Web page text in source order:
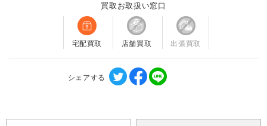
買取お取扱い窓口
宅配買取 店舗買取 出張買取
シェアする